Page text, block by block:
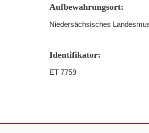
Aufbewahrungsort:
Niedersächsisches
Identifikator:
ET 7759